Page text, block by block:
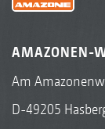
signalisiert.
entfallen.
AMAZONEN-
Am
D-49205